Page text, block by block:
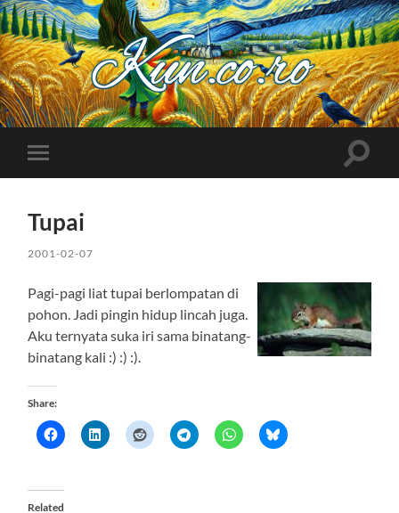
Kuncoro++
Toggle
mobile
Toggle
Tupai
2001-02-07
Pagi-pagi liat tupai berlompatan di
pohon. Jadi pingin hidup lincah juga.
Aku ternyata suka iri sama binatang-
binatang kali :) :) :).
Share:
Related